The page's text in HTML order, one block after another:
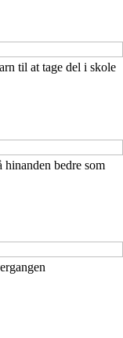
til at tage del i skole
bedre som